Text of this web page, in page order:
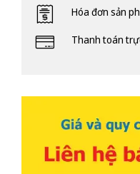
Hóa đơn sản
Thanh toán